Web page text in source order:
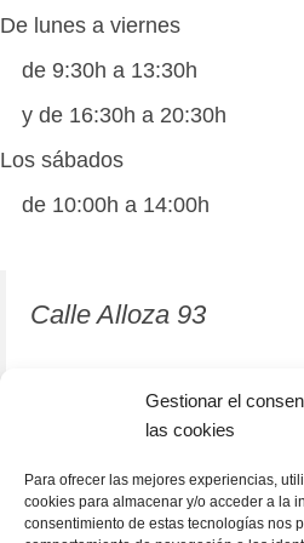
Gestionar el
las cookies
Para ofrecer las mejores experiencias,
cookies para almacenar y/o acceder a la
consentimiento de estas tecnologías nos
De lunes a viernes
de 9:30h a 13:30h
y de 16:30h a 20:30h
Los sábados
de 10:00h a 14:00h
Calle Alloza 93
12001 Castellón de la
964 81 37 63